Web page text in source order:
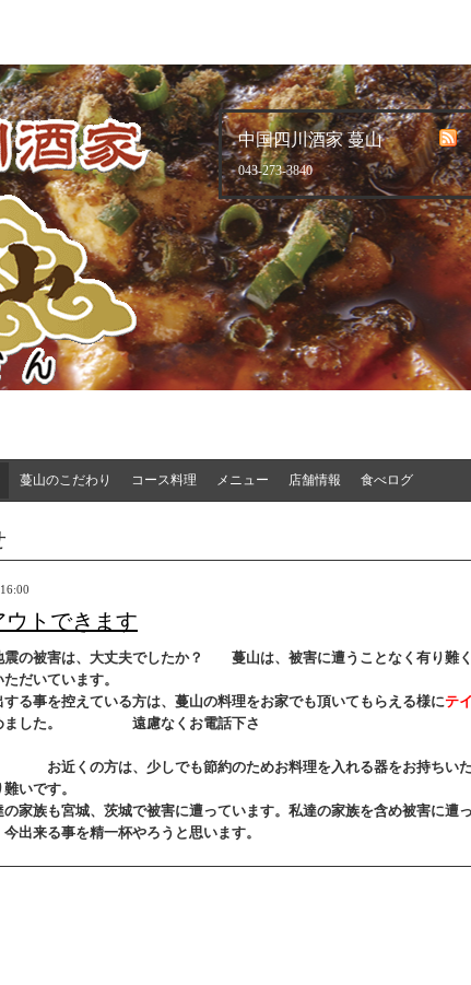
中国四川酒家 蔓山
043-273-3840
蔓山のこだわり コース料理 メニュー 店舗情報 食べログ
ウトできます
震の被害は、大丈夫でしたか？ 蔓山は、被害に遭うことなく有り難
だいています。
する事を控えている方は、蔓山の料理をお家でも頂いてもらえる様にテ
ました。 遠慮なくお電話下さ
は、少しでも節約のためお料理を入れる器をお持ちい
難いです。
の家族も宮城、茨城で被害に遭っています。私達の家族を含め被害に遭
今出来る事を精一杯やろうと思います。